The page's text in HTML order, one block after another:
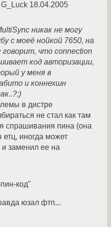
G_Luck 18.04.2005
никак не могу
с моеё нойкой 7650, на
что connection
код авторизации,
у меня в
и коннехшн
в дистре
не стал как там
спрашивания пина (она
етц, иногда может
и заменил ее на
код"
юзал фтп...